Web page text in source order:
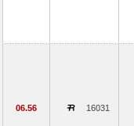
06.56 16031